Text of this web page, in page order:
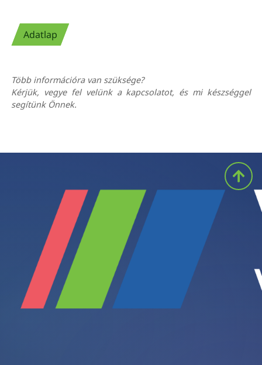
Adatlap
Több információra van szüksége?
Kérjük, vegye fel velünk a kapcsolatot, és mi készséggel
segítünk Önnek.